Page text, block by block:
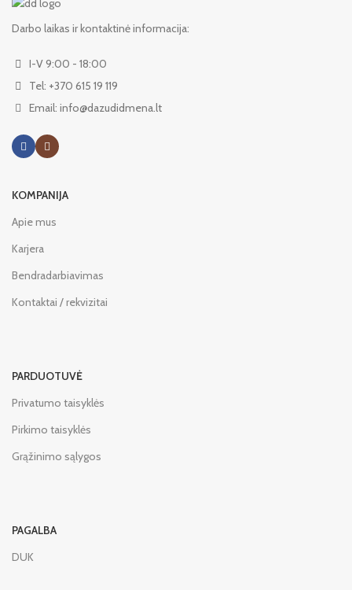
Darbo laikas ir kontaktinė informacija:
I-V 9:00 - 18:00
Tel: +370 615 19 119
Email: info@dazudidmena.lt
KOMPANIJA
Apie mus
Karjera
Bendradarbiavimas
Kontaktai / rekvizitai
PARDUOTUVĖ
Privatumo taisyklės
Pirkimo taisyklės
Grąžinimo sąlygos
PAGALBA
DUK